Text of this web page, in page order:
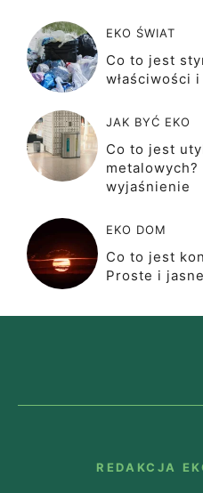
EKO ŚWIAT
Co to jest
właściwości
JAK BYĆ EKO
Co to jest
wyjaśnienie
EKO DOM
Co to jest
Proste i
REDAKCJA